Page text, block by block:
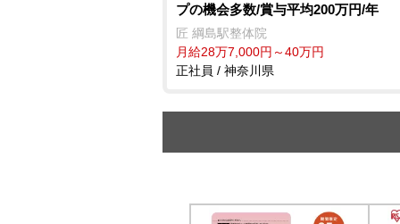
プの機会多数/賞与平均200万円/年
匠 綱島駅整体院
月給28万7,000円～40万円
正社員 / 神奈川県